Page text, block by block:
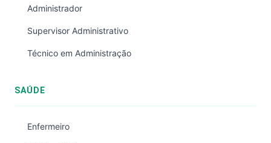
Administrador
Supervisor Administrativo
Técnico em Administração
SAÚDE
Enfermeiro